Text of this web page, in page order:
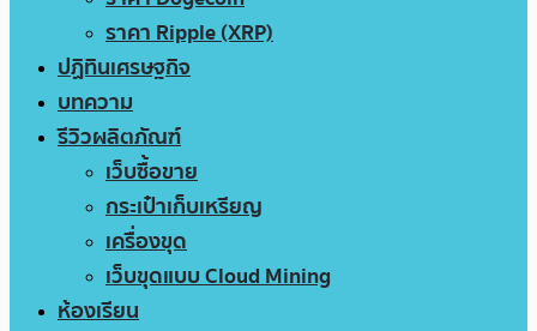
ราคา Ripple (XRP)
ปฏิทินเศรษฐกิจ
บทความ
รีวิวผลิตภัณฑ์
เว็บซื้อขาย
กระเป๋าเก็บเหรียญ
เครื่องขุด
เว็บขุดแบบ Cloud Mining
ห้องเรียน